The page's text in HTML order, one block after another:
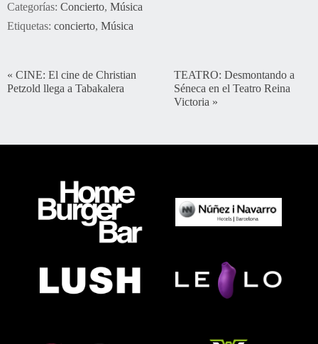
Categorías: Concierto, Música
Etiquetas: concierto, Música
« CINE: El cine de Christian
Petzold llega a Tabakalera
TEATRO: Desmontando a
Séneca en el Teatro Reina
Victoria »